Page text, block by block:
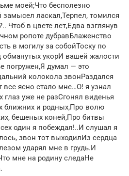
моей;Что бесполезно
ласкал,Терпел, томился
Чтоб в цвете лет,Едва взглянув
ропоте дубравБлаженство
в могилу за собойТоску по
обманутых укорИ вашей жалости
погружен,Я думал — это
колокола звонРаздался
ясно стало мне…О! я узнал
глаз уже не разСгонял виденья
и родных,Про волю
бешеных коней,Про битвы
один я побеждал!..И слушал я
звон тот выходилИз сердца
ударял мне в грудь.И
мне на родину следаНе